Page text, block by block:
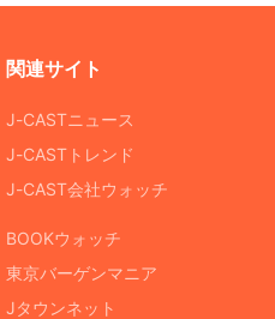
関連サイト
J-CASTニュース
J-CASTトレンド
J-CAST会社ウォッチ
BOOKウォッチ
東京バーゲンマニア
Jタウンネット